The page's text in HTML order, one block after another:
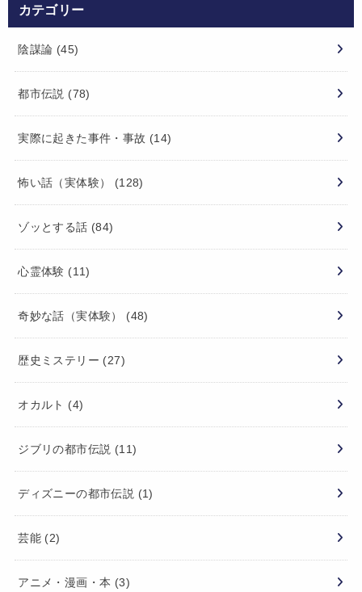
カテゴリー
陰謀論 (45)
都市伝説 (78)
実際に起きた事件・事故 (14)
怖い話（実体験） (128)
ゾッとする話 (84)
心霊体験 (11)
奇妙な話（実体験） (48)
歴史ミステリー (27)
オカルト (4)
ジブリの都市伝説 (11)
ディズニーの都市伝説 (1)
芸能 (2)
アニメ・漫画・本 (3)